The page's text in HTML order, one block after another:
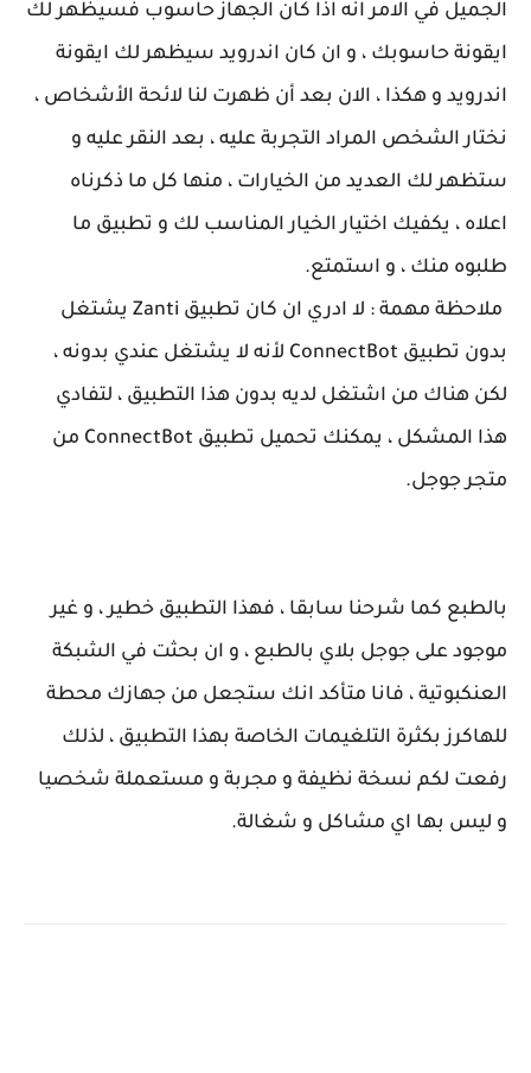
الجميل في الامر انه اذا كان الجهاز حاسوب فسيظهر لك
ايقونة حاسوبك ، و ان كان اندرويد سيظهر لك ايقونة
اندرويد و هكذا ، الان بعد أن ظهرت لنا لائحة الأشخاص ،
نختار الشخص المراد التجربة عليه ، بعد النقر عليه و
ستظهر لك العديد من الخيارات ، منها كل ما ذكرناه
اعلاه ، يكفيك اختيار الخيار المناسب لك و تطبيق ما
طلبوه منك ، و استمتع.
ملاحظة مهمة : لا ادري ان كان تطبيق Zanti يشتغل
بدون تطبيق ConnectBot لأنه لا يشتغل عندي بدونه ،
لكن هناك من اشتغل لديه بدون هذا التطبيق ، لتفادي
هذا المشكل ، يمكنك تحميل تطبيق ConnectBot من
متجر جوجل.
بالطبع كما شرحنا سابقا ، فهذا التطبيق خطير ، و غير
موجود على جوجل بلاي بالطبع ، و ان بحثت في الشبكة
العنكبوتية ، فانا متأكد انك ستجعل من جهازك محطة
للهاكرز بكثرة التلغيمات الخاصة بهذا التطبيق ، لذلك
رفعت لكم نسخة نظيفة و مجربة و مستعملة شخصيا
و ليس بها اي مشاكل و شغالة.